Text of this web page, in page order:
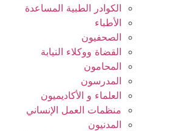
الكوادر الطبية المساعدة
الأطباء
الصحفيون
القضاة ووكلاء النيابة
المحامون
المدرسون
العلماء و الأكاديميون
منظمات العمل الإنساني
المدنيون